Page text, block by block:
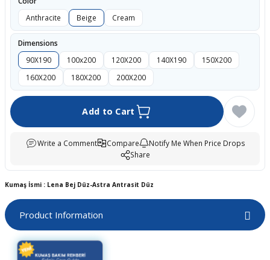
Anthracite
Beige Cream
Dimensions
90X190
100x200 120X200 140X190
150X200
160X200
180X200 200X200
Add to Cart
Write a Comment Compare
Notify Me When Price Drops
Share
Kumaş İsmi : Lena Bej Düz-Astra Antrasit Düz
Product Information